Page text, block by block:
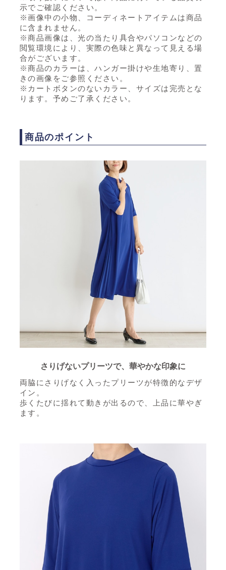
示でご確認ください。
※画像中の小物、コーディネートアイテムは商品
に含まれません。
※商品画像は、光の当たり具合やパソコンなどの
閲覧環境により、実際の色味と異なって見える場
合がございます。
※商品のカラーは、ハンガー掛けや生地寄り、置
きの画像をご参照ください。
※カートボタンのないカラー、サイズは完売とな
ります。予めご了承ください。
商品のポイント
さりげないプリーツで、華やかな印象に
両脇にさりげなく入ったプリーツが特徴的なデザ
イン。
歩くたびに揺れて動きが出るので、上品に華やぎ
ます。